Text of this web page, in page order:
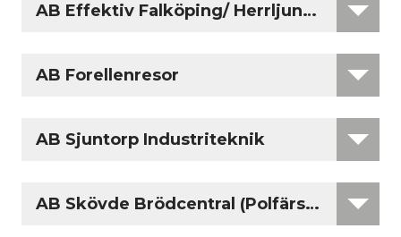
AB Effektiv Falköping/ Herrljunga
AB Forellenresor
AB Sjuntorp Industriteknik
AB Skövde Brödcentral (Polfärskt)